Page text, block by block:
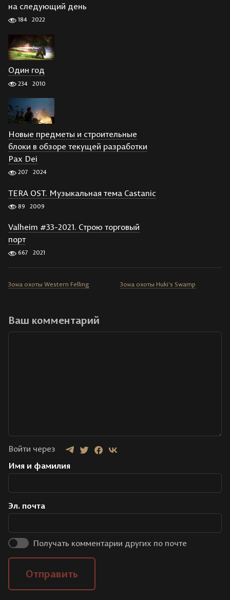
на следующий день
184 2022
Один год
234 2010
Новые предметы и строительные
блоки в обзоре текущей разработки
Pax Dei
207 2024
TERA OST. Музыкальная тема Castanic
89 2009
Valheim #33-2021. Строю торговый
порт
667 2021
Зона охоты Western Felling Зона охоты Huki’s Swamp
Ваш комментарий
Войти через
Имя и фамилия
Эл. почта
Получать комментарии других по почте
Отправить